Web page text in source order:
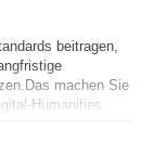
beitragen,
machen Sie
Humanities...